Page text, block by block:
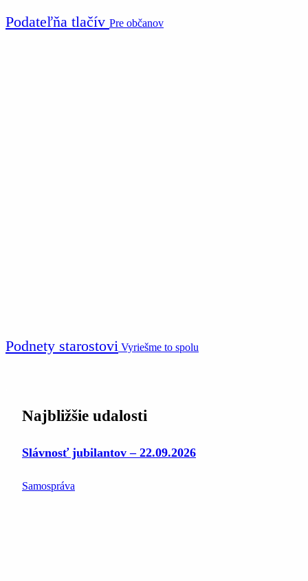
Podateľňa tlačív Pre občanov
Podnety starostovi Vyriešme to spolu
Najbližšie udalosti
Slávnosť jubilantov – 22.09.2026
Samospráva